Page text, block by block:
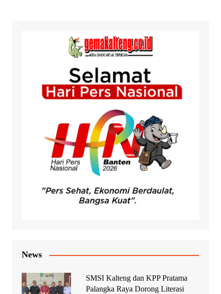
News
SMSI Kalteng dan KPP Pratama
Palangka Raya Dorong Literasi